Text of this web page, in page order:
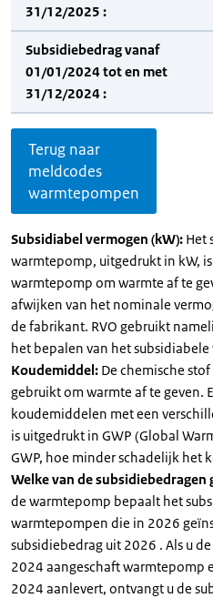
31/12/2025 :
Subsidiebedrag vanaf
01/01/2024 tot en met
31/12/2024 :
Terug naar
meldcodes
warmtepompen
Subsidiabel vermogen (kW): Het
warmtepomp, uitgedrukt in kW,
warmtepomp om warmte af te
afwijken van het nominale
de fabrikant. RVO gebruikt
het bepalen van het subsidiabele
Koudemiddel: De chemische
gebruikt om warmte af te geven.
koudemiddelen met een
is uitgedrukt in GWP (Global
GWP, hoe minder schadelijk het
Welke van de subsidiebedragen
de warmtepomp bepaalt het
warmtepompen die in 2026
subsidiebedrag uit 2026 . Als u
2024 aangeschaft warmtepomp
2024 aanlevert, ontvangt u de